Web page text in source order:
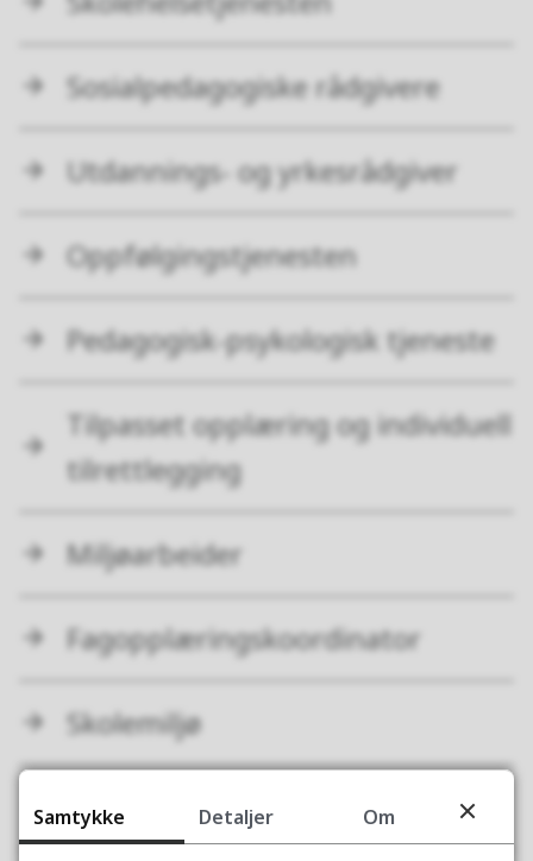
Sosialpedagogiske rådgivere
Utdannings- og yrkesrådgiver
Oppfølgingstjenesten
Pedagogisk-psykologisk tjeneste
Tilpasset opplæring og individuell
tilrettlegging
Miljøarbeider
Fagopplæringskoordinator
Skolemiljø
NAV-veileder
Samtykke Detaljer Om